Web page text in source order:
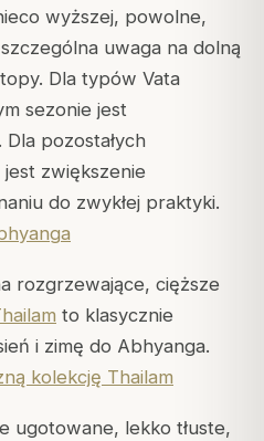
wyższej, powolne,
uwaga na dolną
Dla typów Vata
sezonie jest
pozostałych
zwiększenie
do zwykłej praktyki.
rozgrzewające, cięższe
to klasycznie
i zimę do Abhyanga.
kolekcję Thailam
ugotowane, lekko tłuste,